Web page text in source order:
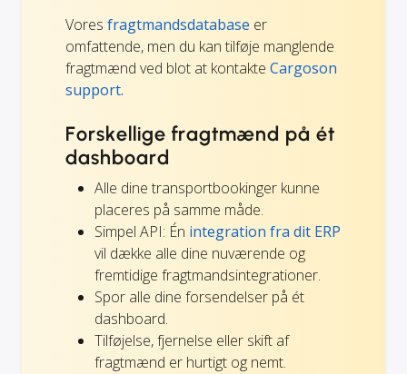
Vores fragtmandsdatabase er
omfattende, men du kan tilføje manglende
fragtmænd ved blot at kontakte Cargoson
support.
Forskellige fragtmænd på ét
dashboard
Alle dine transportbookinger kunne
placeres på samme måde.
Simpel API: Én integration fra dit ERP
vil dække alle dine nuværende og
fremtidige fragtmandsintegrationer.
Spor alle dine forsendelser på ét
dashboard.
Tilføjelse, fjernelse eller skift af
fragtmænd er hurtigt og nemt.